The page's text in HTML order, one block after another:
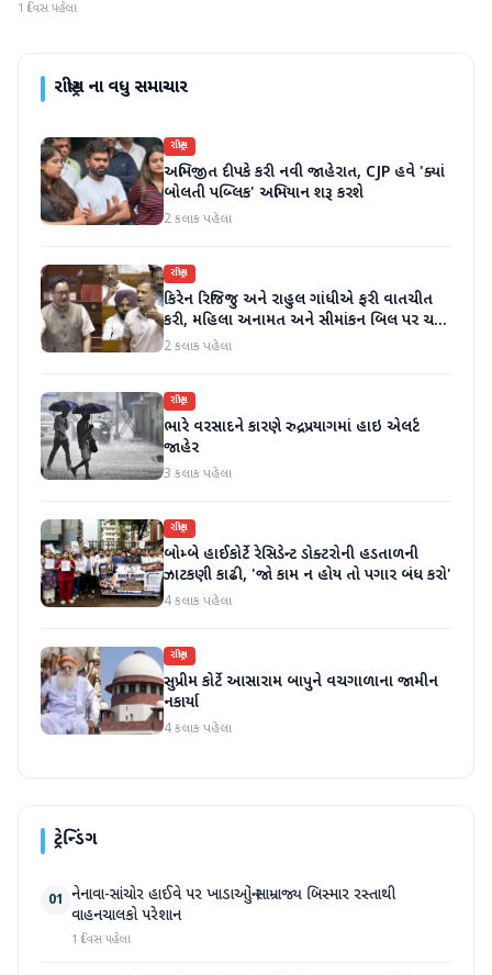
1 દિવસ પહેલા
રાષ્ટ્રીયના વધુ સમાચાર
રાષ્ટ્રીય
અભિજીત દીપકે કરી નવી જાહેરાત, CJP હવે 'ક્યાં
બોલતી પબ્લિક' અભિયાન શરૂ કરશે
2 કલાક પહેલા
રાષ્ટ્રીય
કિરેન રિજિજુ અને રાહુલ ગાંધીએ ફરી વાતચીત
કરી, મહિલા અનામત અને સીમાંકન બિલ પર ચર્ચા
કરી
2 કલાક પહેલા
રાષ્ટ્રીય
ભારે વરસાદને કારણે રુદ્રપ્રયાગમાં હાઇ એલર્ટ
જાહેર
3 કલાક પહેલા
રાષ્ટ્રીય
બોમ્બે હાઈકોર્ટે રેસિડેન્ટ ડોક્ટરોની હડતાળની
ઝાટકણી કાઢી, 'જો કામ ન હોય તો પગાર બંધ કરો'
4 કલાક પહેલા
રાષ્ટ્રીય
સુપ્રીમ કોર્ટે આસારામ બાપુને વચગાળાના જામીન
નકાર્યા
4 કલાક પહેલા
ટ્રેન્ડિંગ
01 નેનાવા-સાંચોર હાઈવે પર ખાડાઓનું સામ્રાજ્ય બિસ્માર રસ્તાથી
વાહનચાલકો પરેશાન
1 દિવસ પહેલા